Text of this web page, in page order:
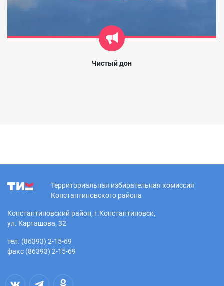
Чистый дон
Территориальная избирательная комиссия
Константиновского района
Константиновский район, г.Константиновск,
ул. Карташова, 32
тел. (86393) 2-15-69
факс (86393) 2-15-69